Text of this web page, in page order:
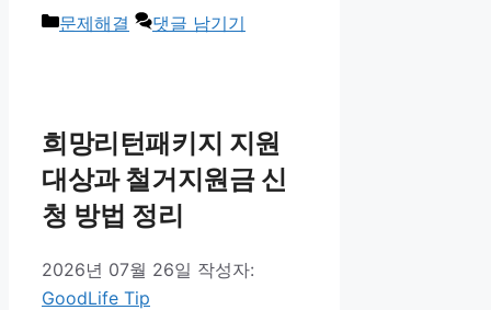
카
문제해결 댓글 남기기
희망리턴패키지 지원
대상과 철거지원금 신
청 방법 정리
2026년 07월 26일 작성자:
GoodLife Tip